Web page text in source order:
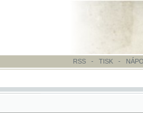
RSS - TISK-NÁPOVĚDA - ODKAZY